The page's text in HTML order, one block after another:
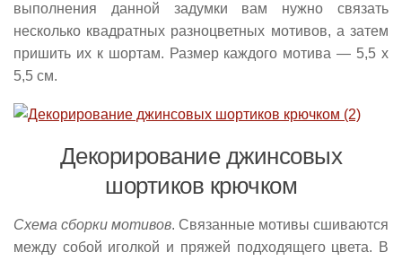
выполнения данной задумки вам нужно связать
несколько квадратных разноцветных мотивов, а затем
пришить их к шортам. Размер каждого мотива — 5,5 х
5,5 см.
Декорирование джинсовых
шортиков крючком
Схема сборки мотивов. Связанные мотивы сшиваются
между собой иголкой и пряжей подходящего цвета. В